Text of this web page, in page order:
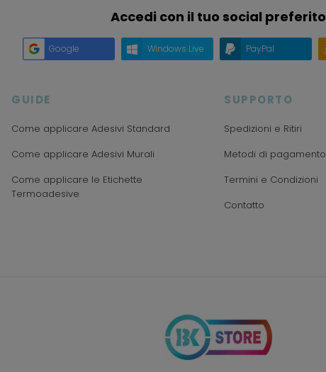
Accedi con il tuo social preferito
Google Windows Live PayPal
GUIDE
Come applicare Adesivi Standard
Come applicare Adesivi Murali
Come applicare le Etichette
Termoadesive
SUPPORTO
Spedizioni e Ritiri
Metodi di pagamento
Termini e Condizioni
Contatto